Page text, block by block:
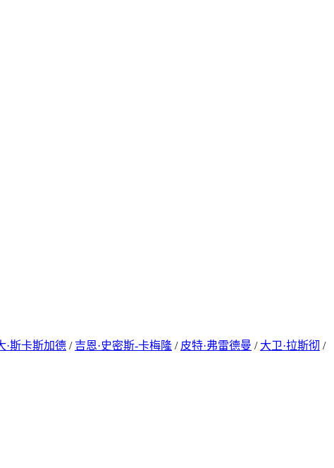
·斯卡斯加德 / 吉恩·史密斯-卡梅隆 / 皮特·弗雷德曼 / 大卫·拉斯彻 /